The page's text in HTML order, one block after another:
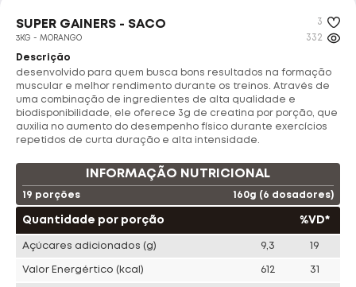
SUPER GAINERS - SACO
3KG - MORANGO
3
332
Descrição
desenvolvido para quem busca bons resultados na formação
muscular e melhor rendimento durante os treinos. Através de
uma combinação de ingredientes de alta qualidade e
biodisponibilidade, ele oferece 3g de creatina por porção, que
auxilia no aumento do desempenho físico durante exercícios
repetidos de curta duração e alta intensidade.
INFORMAÇÃO NUTRICIONAL
19 porções 160g (6 dosadores)
Quantidade por porção %VD*
Açúcares adicionados (g) 9,3 19
Valor Energértico (kcal) 612 31
Vitafor
Nutrata Adaptogen Tok House
Ta Suplementos Choklers
Pronabol